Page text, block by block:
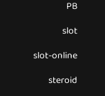
PB
slot
slot-online
steroid